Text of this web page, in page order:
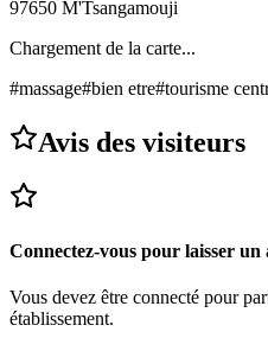
97650 M'Tsangamouji
Chargement de la carte...
#massage#bien etre#tourisme
Avis des visiteurs
Connectez-vous pour laisser un
Vous devez être connecté pour
établissement.